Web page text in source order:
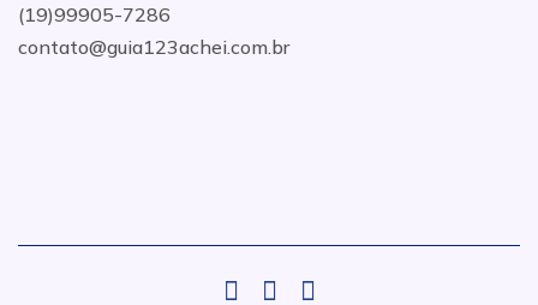
(19)99905-7286
contato@guia123achei.com.br